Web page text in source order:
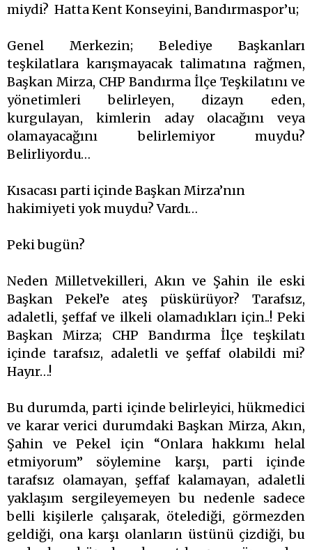
miydi? Hatta Kent Konseyini, Bandırmaspor’u;
Genel Merkezin; Belediye Başkanları
teşkilatlara karışmayacak talimatına rağmen,
Başkan Mirza, CHP Bandırma İlçe Teşkilatını ve
yönetimleri belirleyen, dizayn eden,
kurgulayan, kimlerin aday olacağını veya
olamayacağını belirlemiyor muydu?
Belirliyordu…
Kısacası parti içinde Başkan Mirza’nın
hakimiyeti yok muydu? Vardı…
Peki bugün?
Neden Milletvekilleri, Akın ve Şahin ile eski
Başkan Pekel’e ateş püskürüyor? Tarafsız,
adaletli, şeffaf ve ilkeli olamadıkları için..! Peki
Başkan Mirza; CHP Bandırma İlçe teşkilatı
içinde tarafsız, adaletli ve şeffaf olabildi mi?
Hayır…!
Bu durumda, parti içinde belirleyici, hükmedici
ve karar verici durumdaki Başkan Mirza, Akın,
Şahin ve Pekel için “Onlara hakkımı helal
etmiyorum” söylemine karşı, parti içinde
tarafsız olamayan, şeffaf kalamayan, adaletli
yaklaşım sergileyemeyen bu nedenle sadece
belli kişilerle çalışarak, ötelediği, görmezden
geldiği, ona karşı olanların üstünü çizdiği, bu